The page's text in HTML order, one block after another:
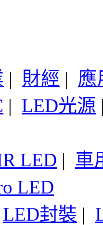
| 財經 | 應
| LED光源
LED | 車
LED
LED封裝 |